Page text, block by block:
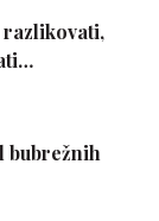
razlikovati,
bubrežnih